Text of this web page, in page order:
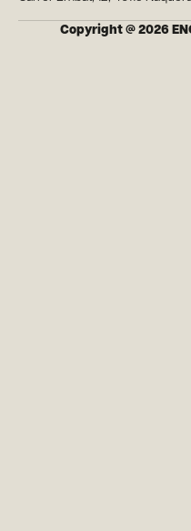
Copyright @ 2026